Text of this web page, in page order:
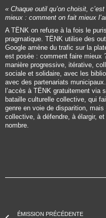
« Chaque outil qu’on choisit,
mieux : comment on fait mieux
A TËNK on refuse à la fois le
pragmatique. TËNK utilise des
Google amène du trafic sur la
est posée : comment faire mieux
manière progressive, itérative,
sociale et solidaire, avec les
avec des partenariats
l’accès à TËNK gratuitement via
bataille culturelle collective, qui
genre en voie de disparition,
collective, à défendre, à élargir,
nombre.
ÉMISSION PRÉCÉDENTE